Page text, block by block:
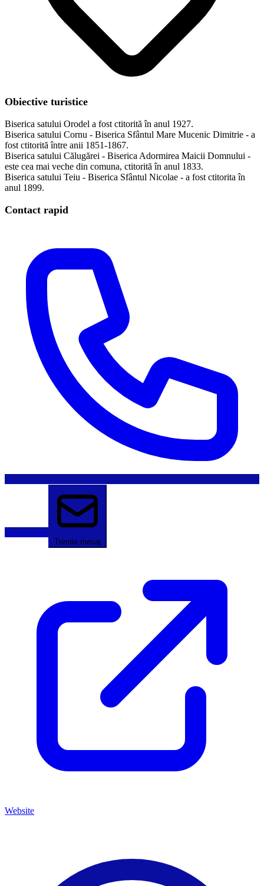
Obiective turistice
Biserica satului Orodel a fost ctitorită în anul 1927.
Biserica satului Cornu - Biserica Sfântul Mare Mucenic Dimitrie - a
fost ctitorită între anii 1851-1867.
Biserica satului Călugărei - Biserica Adormirea Maicii Domnului -
este cea mai veche din comuna, ctitorită în anul 1833.
Biserica satului Teiu - Biserica Sfântul Nicolae - a fost ctitorita în
anul 1899.
Contact rapid
Sună acum
Trimite mesaj
Website